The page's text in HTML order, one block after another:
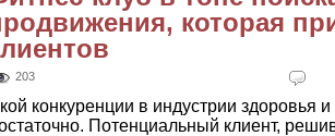
которая
203
конкуренции в индустрии здоровья
Потенциальный клиент,